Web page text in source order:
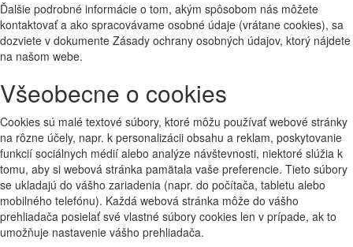
Ďalšie podrobné informácie o tom, akým spôsobom nás môžete
kontaktovať a ako spracovávame osobné údaje (vrátane cookies), sa
dozviete v dokumente Zásady ochrany osobných údajov, ktorý nájdete
na našom webe.
Všeobecne o cookies
Cookies sú malé textové súbory, ktoré môžu používať webové stránky
na rôzne účely, napr. k personalizácii obsahu a reklam, poskytovanie
funkcií sociálnych médií alebo analýze návštevnosti, niektoré slúžia k
tomu, aby si webová stránka pamätala vaše preferencie. Tieto súbory
se ukladajú do vášho zariadenia (napr. do počítača, tabletu alebo
mobilného telefónu). Každá webová stránka môže do vášho
prehliadača posielať své vlastné súbory cookies len v prípade, ak to
umožňuje nastavenie vášho prehliadača.